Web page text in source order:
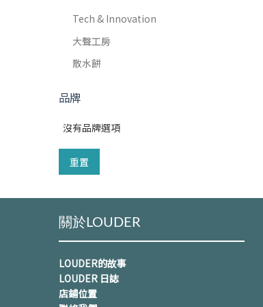
Tech & Innovation
大聲工房
散水餅
品牌
沒有品牌選項
重置
關於LOUDER
LOUDER的故事
LOUDER 日誌
店鋪位置